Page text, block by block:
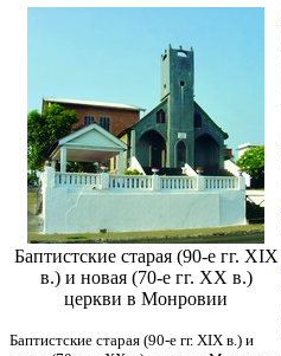
Баптистские старая (90-е гг. XIX
в.) и новая (70-е гг. ХХ в.)
церкви в Монровии
Баптистские старая (90-е гг. XIX в.) и